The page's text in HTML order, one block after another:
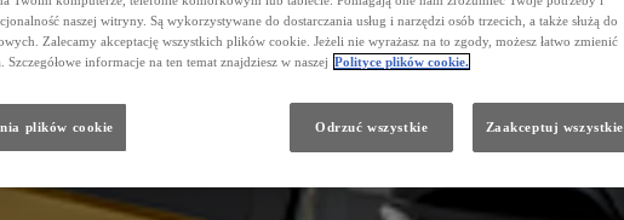
Pobierz cennik Tanuki 2026
naszej witryny. Są wykorzystywane do dostarczania usług i narzędzi osób trzecich, a także służą do
Zalecamy akceptację wszystkich plików cookie. Jeżeli nie wyrażasz na to zgody, możesz łatwo zmienić
Szczegółowe informacje na ten temat znajdziesz w naszej Polityce plików cookie.
plików cookie Odrzuć wszystkie Zaakceptuj wszystkie